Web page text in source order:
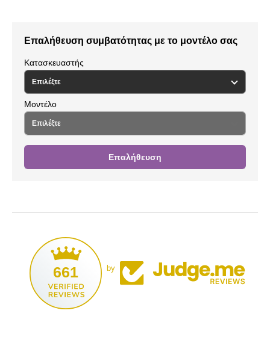
Επαλήθευση συμβατότητας με το μοντέλο σας
Κατασκευαστής
Μοντέλο
Επαλήθευση
661 by